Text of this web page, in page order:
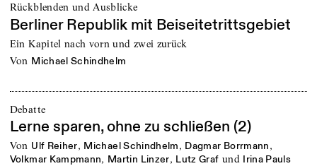
Rückblenden und Ausblicke
Berliner Republik mit Beiseitetrittsgebiet
Ein Kapitel nach vorn und zwei zurück
von Michael Schindhelm
Debatte
Lerne sparen, ohne zu schließen (2)
von Ulf Reiher, Michael Schindhelm, Dagmar Borrmann,
Volkmar Kampmann, Martin Linzer, Lutz Graf und Irina Pauls